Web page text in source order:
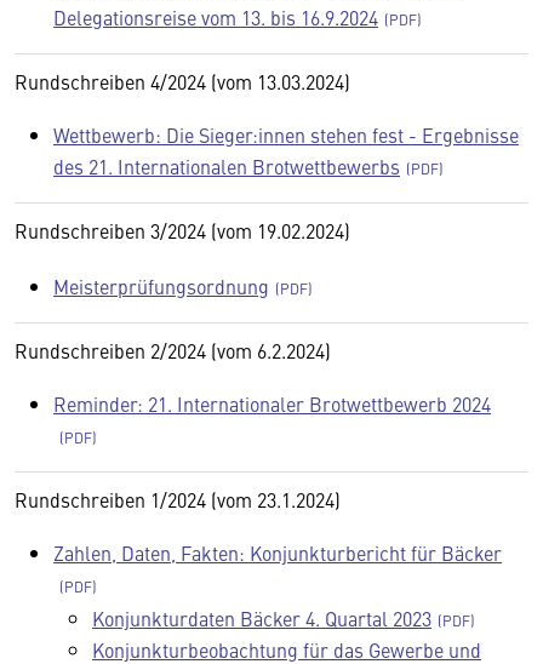
Delegationsreise vom 13. bis 16.9.2024
Rundschreiben 4/2024 (vom 13.03.2024)
Wettbewerb: Die Sieger:innen stehen fest - Ergebnisse
des 21. Internationalen Brotwettbewerbs
Rundschreiben 3/2024 (vom 19.02.2024)
Meisterprüfungsordnung
Rundschreiben 2/2024 (vom 6.2.2024)
Reminder: 21. Internationaler Brotwettbewerb 2024
Rundschreiben 1/2024 (vom 23.1.2024)
Zahlen, Daten, Fakten: Konjunkturbericht für Bäcker
Konjunkturdaten Bäcker 4. Quartal 2023
Konjunkturbeobachtung für das Gewerbe und